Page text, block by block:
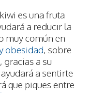
es una fruta
a reducir la
muy común en
obesidad, sobre
gracias a su
a sentirte
que piques entre